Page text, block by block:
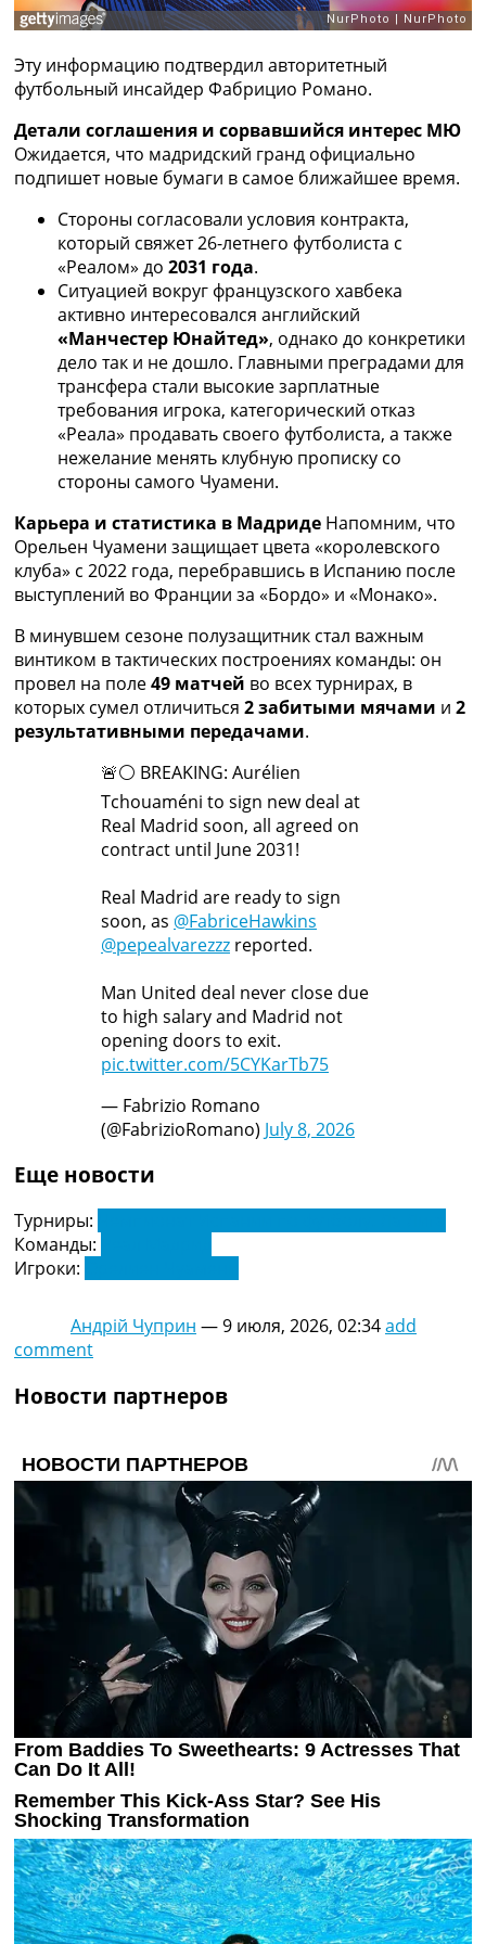
Рейтинг ФИФА
ТВ программа
RU
UA
Categories
Главная
Новости футбола
Видео
Трансферы
Новости футбола Украины
Последние комментарии
Конкурс прогнозов
Логин
Рейтинги
Правила
Коллективный прогноз
Турниры
Чемпионат Мира
Украина. Первая Лига
Лига Чемпионов
Англия. Премьер Лига
Испания. Ла Лига
Таблицы
Таблицы групп Чемпионата Мира
Украина. Премьер-Лига
Украина. Первая Лига
Лига Чемпионов. Таблицы групп
Англия. Премьер-Лига
Испания. Ла Лига
Все таблицы >>>
Рейтинги
Рейтинг стран УЕФА
Рейтинг клубов УЕФА
Рейтинг ФИФА
ТВ программа
Эту информацию подтвердил авторитетный
футбольный инсайдер Фабрицио Романо.
Детали соглашения и сорвавшийся интерес МЮ
Ожидается, что мадридский гранд официально
подпишет новые бумаги в самое ближайшее время.
Стороны согласовали условия контракта,
который свяжет 26-летнего футболиста с
«Реалом» до 2031 года.
Ситуацией вокруг французского хавбека
активно интересовался английский
«Манчестер Юнайтед», однако до конкретики
дело так и не дошло. Главными преградами для
трансфера стали высокие зарплатные
требования игрока, категорический отказ
«Реала» продавать своего футболиста, а также
нежелание менять клубную прописку со
стороны самого Чуамени.
Карьера и статистика в Мадриде Напомним, что
Орельен Чуамени защищает цвета «королевского
клуба» с 2022 года, перебравшись в Испанию после
выступлений во Франции за «Бордо» и «Монако».
В минувшем сезоне полузащитник стал важным
винтиком в тактических построениях команды: он
провел на поле49 матчей во всех турнирах, в
которых сумел отличиться 2 забитыми мячами и 2
результативными передачами.
🚨⚪️ BREAKING: Aurélien
Tchouaméni to sign new deal at
Real Madrid soon, all agreed on
contract until June 2031!
Real Madrid are ready to sign
soon, as @FabriceHawkins
@pepealvarezzz reported.
Man United deal never close due
to high salary and Madrid not
opening doors to exit.
pic.twitter.com/5CYKarTb75
— Fabrizio Romano
(@FabrizioRomano) July 8, 2026
Еще новости
Турниры:
Команды:
Игроки:
Андрій Чуприн —9 июля, 2026, 02:34add
comment
Новости партнеров